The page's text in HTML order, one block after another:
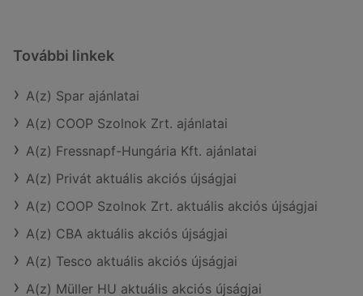
További linkek
A(z) Spar ajánlatai
A(z) COOP Szolnok Zrt. ajánlatai
A(z) Fressnapf-Hungária Kft. ajánlatai
A(z) Privát aktuális akciós újságjai
A(z) COOP Szolnok Zrt. aktuális akciós újságjai
A(z) CBA aktuális akciós újságjai
A(z) Tesco aktuális akciós újságjai
A(z) Müller HU aktuális akciós újságjai